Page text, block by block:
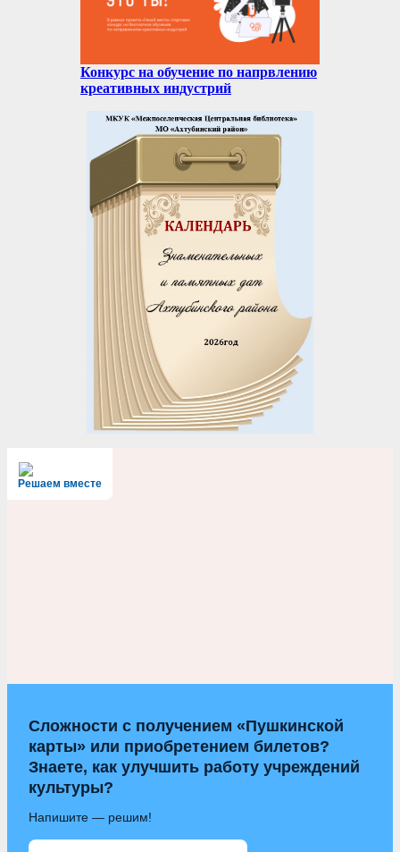
Конкурс на обучение по напрвлению
креативных индустрий
Решаем вместе
Сложности с получением «Пушкинской
карты» или приобретением билетов?
Знаете, как улучшить работу учреждений
культуры?
Напишите — решим!